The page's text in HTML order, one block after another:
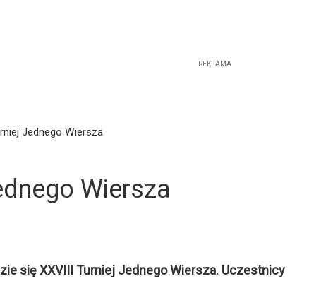
REKLAMA
Jednego Wiersza
Wiersza
się XXVIII Turniej Jednego Wiersza. Uczestnicy